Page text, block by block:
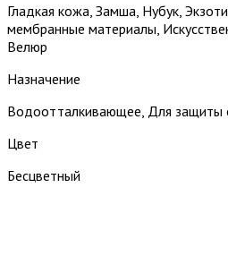
Гладкая кожа, Замша, Нубук,
мембранные материалы,
Велюр
Назначение
Водоотталкивающее, Для защиты
Цвет
Бесцветный